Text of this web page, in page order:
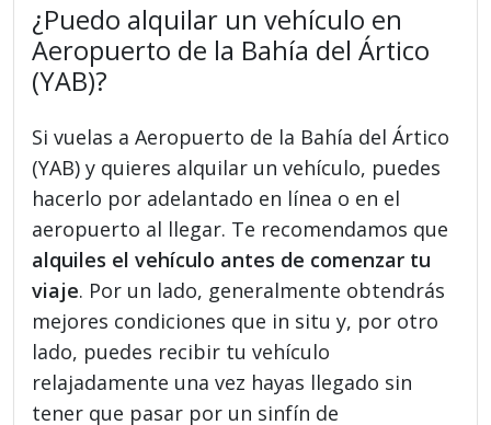
¿Puedo alquilar un vehículo en
Aeropuerto de la Bahía del Ártico
(YAB)?
Si vuelas a Aeropuerto de la Bahía del Ártico
(YAB) y quieres alquilar un vehículo, puedes
hacerlo por adelantado en línea o en el
aeropuerto al llegar. Te recomendamos que
alquiles el vehículo antes de comenzar tu
viaje. Por un lado, generalmente obtendrás
mejores condiciones que in situ y, por otro
lado, puedes recibir tu vehículo
relajadamente una vez hayas llegado sin
tener que pasar por un sinfín de